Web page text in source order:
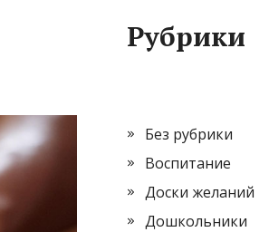
Рубрики
Без рубрики
Воспитание
Доски желаний
Дошкольники